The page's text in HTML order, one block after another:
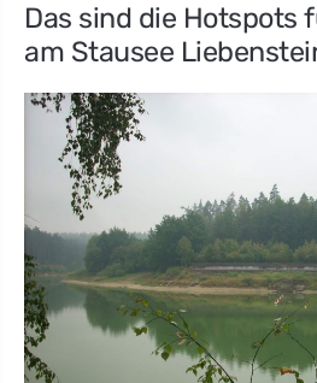
Das sind die Hotspots
am Stausee